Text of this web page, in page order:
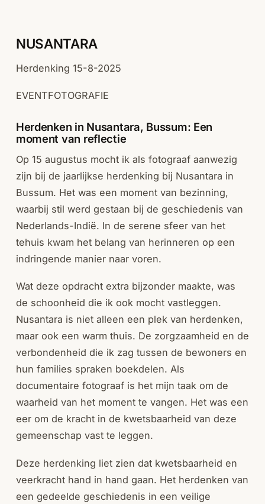
NUSANTARA
Herdenking 15-8-2025
EVENTFOTOGRAFIE
Herdenken in Nusantara, Bussum: Een
moment van reflectie
Op 15 augustus mocht ik als fotograaf aanwezig
zijn bij de jaarlijkse herdenking bij Nusantara in
Bussum. Het was een moment van bezinning,
waarbij stil werd gestaan bij de geschiedenis van
Nederlands-Indië. In de serene sfeer van het
tehuis kwam het belang van herinneren op een
indringende manier naar voren.
Wat deze opdracht extra bijzonder maakte, was
de schoonheid die ik ook mocht vastleggen.
Nusantara is niet alleen een plek van herdenken,
maar ook een warm thuis. De zorgzaamheid en de
verbondenheid die ik zag tussen de bewoners en
hun families spraken boekdelen. Als
documentaire fotograaf is het mijn taak om de
waarheid van het moment te vangen. Het was een
eer om de kracht in de kwetsbaarheid van deze
gemeenschap vast te leggen.
Deze herdenking liet zien dat kwetsbaarheid en
veerkracht hand in hand gaan. Het herdenken van
een gedeelde geschiedenis in een veilige